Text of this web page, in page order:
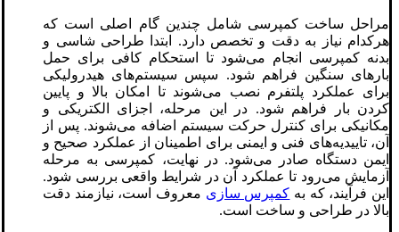
مراحل ساخت کمپرسی شامل چندین گام اصلی است که
هرکدام نیاز به دقت و تخصص دارد. ابتدا طراحی شاسی و
بدنه کمپرسی انجام می‌شود تا استحکام کافی برای حمل
بارهای سنگین فراهم شود. سپس سیستم‌های هیدرولیکی
برای عملکرد پلتفرم نصب می‌شوند تا امکان بالا و پایین
کردن بار فراهم شود. در این مرحله، اجزای الکتریکی و
مکانیکی برای کنترل حرکت سیستم اضافه می‌شوند. پس از
آن، تاییدیه‌های فنی و ایمنی برای اطمینان از عملکرد صحیح و
ایمن دستگاه صادر می‌شود. در نهایت، کمپرسی به مرحله
آزمایش می‌رود تا عملکرد آن در شرایط واقعی بررسی شود.
این فرآیند، که به کمپرس سازی معروف است، نیازمند دقت
بالا در طراحی و ساخت است.